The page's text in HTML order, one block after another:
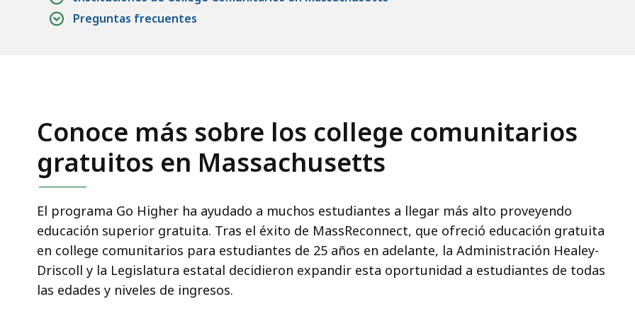
Preguntas frecuentes
Conoce más sobre los college comunitarios
gratuitos en Massachusetts
El programa Go Higher ha ayudado a muchos estudiantes a llegar más alto proveyendo
educación superior gratuita. Tras el éxito de MassReconnect, que ofreció educación gratuita
en college comunitarios para estudiantes de 25 años en adelante, la Administración Healey-
Driscoll y la Legislatura estatal decidieron expandir esta oportunidad a estudiantes de todas
las edades y niveles de ingresos.